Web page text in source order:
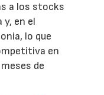
a los stocks
y, en el
lo que
en
de